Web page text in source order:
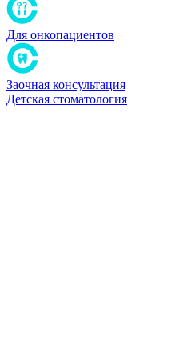
Для онкопациентов
Заочная консультация
Детская стоматология